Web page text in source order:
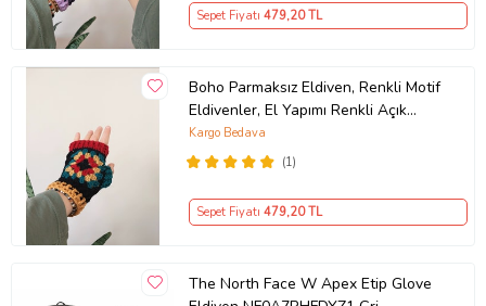
Sepet Fiyatı 479,20 TL
Boho Parmaksız Eldiven, Renkli Motif
Eldivenler, El Yapımı Renkli Açık
Parmak Eldiveni, Kemzey Handmade
Giyim Aksesuarları (Siyah)
(1)
Kargo Bedava
Sepet Fiyatı 479,20 TL
The North Face W Apex Etip Glove